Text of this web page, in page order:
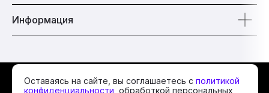
Оставаясь на сайте, вы соглашаетесь с политикой
конфиденциальности , обработкой персональных
Информация
© 2026 One Service